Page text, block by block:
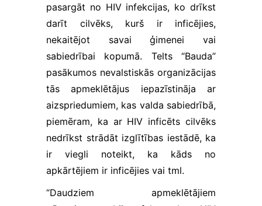
pasargāt no HIV infekcijas, ko drīkst
darīt cilvēks, kurš ir inficējies,
nekaitējot savai ģimenei vai
sabiedrībai kopumā. Telts “Bauda”
pasākumos nevalstiskās organizācijas
tās apmeklētājus iepazīstināja ar
aizspriedumiem, kas valda sabiedrībā,
piemēram, ka ar HIV inficēts cilvēks
nedrīkst strādāt izglītības iestādē, ka
ir viegli noteikt, ka kāds no
apkārtējiem ir inficējies vai tml.
“Daudziem apmeklētājiem